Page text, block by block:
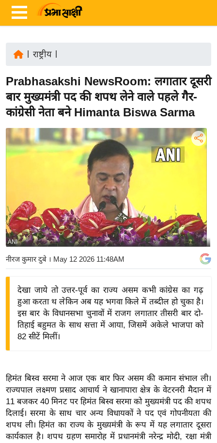
ज़ा
ख
र
रा
ष्ट्री
ष्ट्री
य
बि
ज़
ने
द्यो
वि
शे
ष
ज्ञ
रा
य
राष्ट्रीय|
Prabhasakshi NewsRoom: लगातार दूसरी
बार मुख्यमंत्री पद की शपथ लेने वाले पहले गैर-
कांग्रेसी नेता बने Himanta Biswa Sarma
ANI
नीरज कुमार दुबे । May 12 2026 11:48AM
देखा जाये तो उत्तर-पूर्व का राज्य असम कभी कांग्रेस का गढ़
हुआ करता थ लेकिन अब यह भगवा किले में तब्दील हो चुका है।
इस बार के विधानसभा चुनावों में राजग लगातार तीसरी बार दो-
तिहाई बहुमत के साथ सत्ता में आया, जिसमें अकेले भाजपा को
82 सीटें मिलीं।
हिमंत बिस्व सरमा ने आज एक बार फिर असम की कमान संभाल ली।
राज्यपाल लक्ष्मण प्रसाद आचार्य ने खानापारा क्षेत्र के वेटरनरी मैदान में
11 बजकर 40 मिनट पर हिमंत बिस्व सरमा को मुख्यमंत्री पद की शपथ
दिलाई। सरमा के साथ चार अन्य विधायकों ने पद एवं गोपनीयता की
शपथ ली। हिमंत का राज्य के मुख्यमंत्री के रूप में यह लगातार दूसरा
कार्यकाल है। शपथ ग्रहण समारोह में प्रधानमंत्री नरेन्द्र मोदी, रक्षा मंत्री